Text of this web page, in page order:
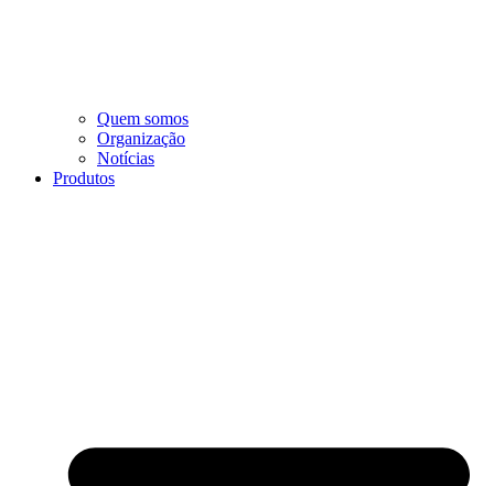
Quem somos
Organização
Notícias
Produtos